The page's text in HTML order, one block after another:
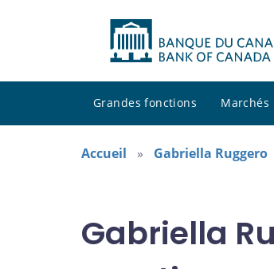
Grandes fonctions Marchés
Accueil Gabriella Ruggero
Gabriella